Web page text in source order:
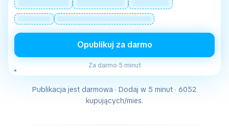
Opublikuj za darmo
Za darmo·5 minut
Publikacja jest darmowa · Dodaj w 5 minut · 6052
kupujących/mies.